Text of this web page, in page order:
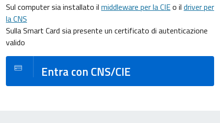
Sul computer sia installato il middleware per la CIEo il driver per
la CNS
Sulla Smart Card sia presente un certificato di autenticazione
valido
Entra con CNS/CIE